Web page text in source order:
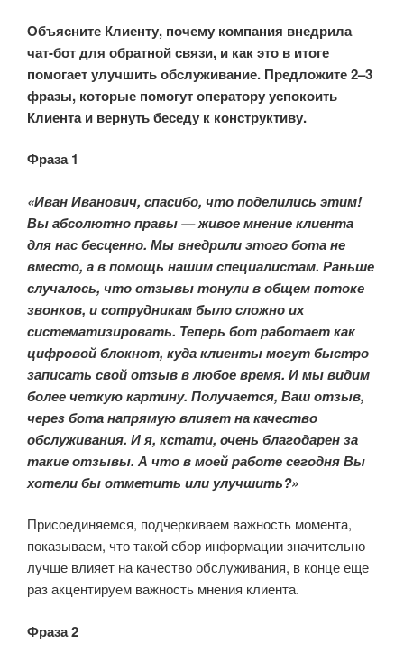
Объясните Клиенту, почему компания внедрила
чат-бот для обратной связи, и как это в итоге
помогает улучшить обслуживание. Предложите 2–3
фразы, которые помогут оператору успокоить
Клиента и вернуть беседу к конструктиву.
Фраза 1
«Иван Иванович, спасибо, что поделились этим!
Вы абсолютно правы — живое мнение клиента
для нас бесценно. Мы внедрили этого бота не
вместо, а в помощь нашим специалистам. Раньше
случалось, что отзывы тонули в общем потоке
звонков, и сотрудникам было сложно их
систематизировать. Теперь бот работает как
цифровой блокнот, куда клиенты могут быстро
записать свой отзыв в любое время. И мы видим
более четкую картину. Получается, Ваш отзыв,
через бота напрямую влияет на качество
обслуживания. И я, кстати, очень благодарен за
такие отзывы. А что в моей работе сегодня Вы
хотели бы отметить или улучшить?»
Присоединяемся, подчеркиваем важность момента,
показываем, что такой сбор информации значительно
лучше влияет на качество обслуживания, в конце еще
раз акцентируем важность мнения клиента.
Фраза 2